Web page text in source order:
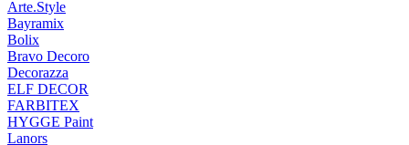
Arte.Style
Bayramix
Bolix
Bravo Decoro
Decorazza
ELF DECOR
FARBITEX
HYGGE Paint
Lanors